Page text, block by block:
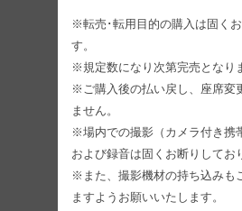
※転売･転用目的の購入は固く
す。
※規定数になり次第完売となり
※ご購入後の払い戻し、座席変
ません。
※場内での撮影（カメラ付き携
および録音は固くお断りしてお
※また、撮影機材の持ち込みも
ますようお願いいたします。